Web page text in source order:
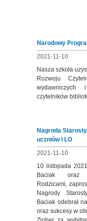
Narodowy
2021-11-10
Nasza szkoła
Rozwoju
wydawniczych
czytelników
Nagroda
uczniów I LO
2021-11-10
10 listopada
Baciak
Rodzicami,
Nagrody
Baciak odebrał
oraz sukcesy w